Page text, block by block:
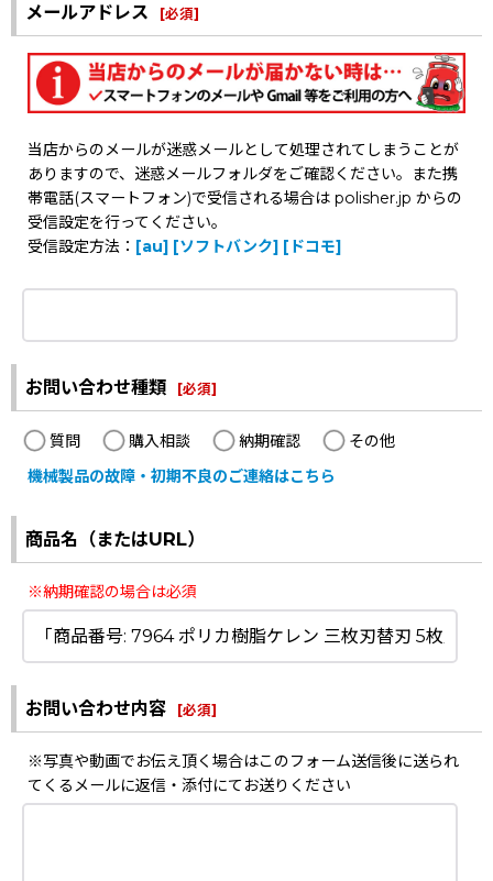
メールアドレス [必須]
当店からのメールが迷惑メールとして処理されてしまうことが
ありますので、迷惑メールフォルダをご確認ください。また携
帯電話(スマートフォン)で受信される場合は polisher.jp からの
受信設定を行ってください。
受信設定方法： [au] [ソフトバンク] [ドコモ]
お問い合わせ種類 [必須]
質問 購入相談 納期確認
その他
機械製品の故障・初期不良のご連絡はこちら
商品名（またはURL）
※納期確認の場合は必須
お問い合わせ内容 [必須]
※写真や動画でお伝え頂く場合はこのフォーム送信後に送られ
てくるメールに返信・添付にてお送りください